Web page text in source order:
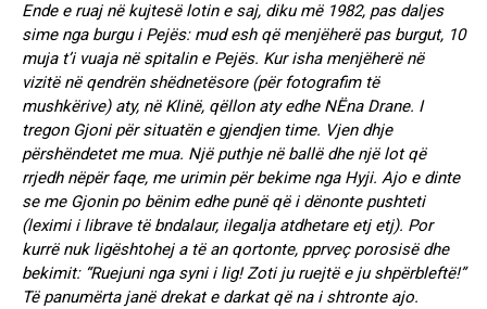
Ende e ruaj në kujtesë lotin e saj, diku më 1982, pas daljes
sime nga burgu i Pejës: mud esh që menjëherë pas burgut, 10
muja t’i vuaja në spitalin e Pejës. Kur isha menjëherë në
vizitë në qendrën shëdnetësore (për fotografim të
mushkërive) aty, në Klinë, qëllon aty edhe NËna Drane. I
tregon Gjoni për situatën e gjendjen time. Vjen dhje
përshëndetet me mua. Një puthje në ballë dhe një lot që
rrjedh nëpër faqe, me urimin për bekime nga Hyji. Ajo e dinte
se me Gjonin po bënim edhe punë që i dënonte pushteti
(leximi i librave të bndalaur, ilegalja atdhetare etj etj). Por
kurrë nuk ligështohej a të an qortonte, pprveç porosisë dhe
bekimit: “Ruejuni nga syni i lig! Zoti ju ruejtë e ju shpërbleftë!”
Të panumërta janë drekat e darkat që na i shtronte ajo.